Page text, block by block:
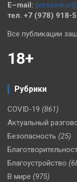
E–mail:
тел. +7 (978) 918-
Все публикации
18+
Рубрики
COVID-19 (861)
Актуальный
Безопасность (25)
Благоустройство
В мире (975)